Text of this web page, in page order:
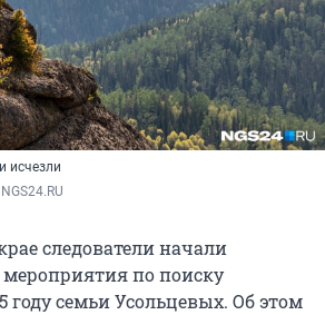
исчезли
следователи начали
по поиску
году семьи Усольцевых. Об этом